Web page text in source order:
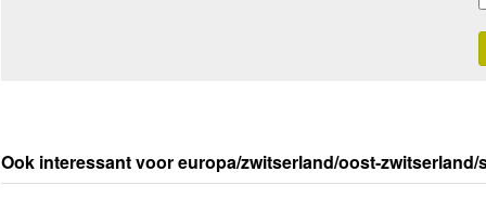
Ook interessant voor europa/zwitserland/oost-